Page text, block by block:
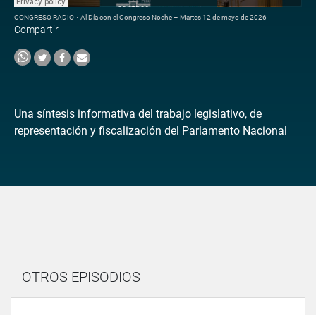
CONGRESO RADIO · Al Día con el Congreso Noche – Martes 12 de mayo de 2026
Compartir
Una síntesis informativa del trabajo legislativo, de
representación y fiscalización del Parlamento Nacional
OTROS EPISODIOS